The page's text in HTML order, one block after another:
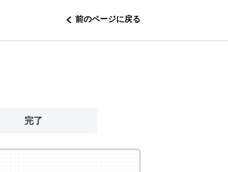
前のページに戻る
完了